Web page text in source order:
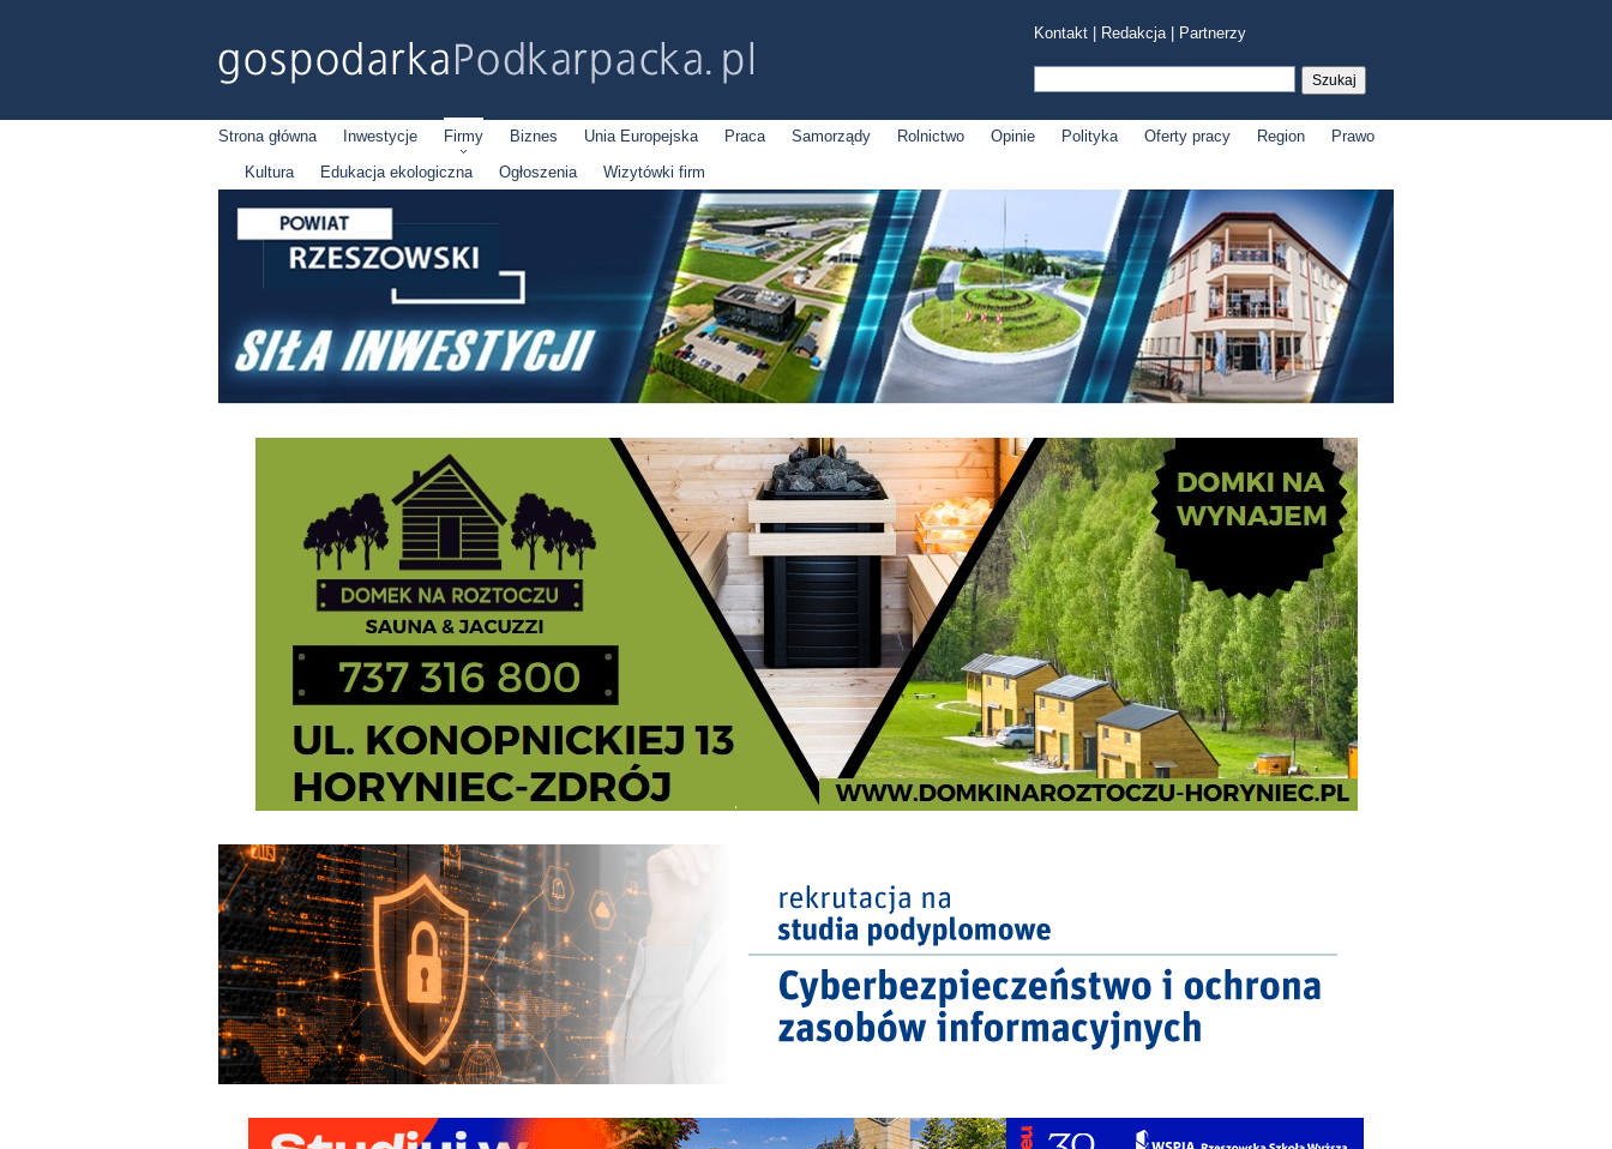
Kontakt Redakcja| Partnerzy
Strona główna Inwestycje Firmy Biznes Unia Europejska Praca Samorządy Rolnictwo Opinie Polityka Oferty pracy Region
Prawo
Kultura
Edukacja ekologiczna Ogłoszenia Wizytówki firm